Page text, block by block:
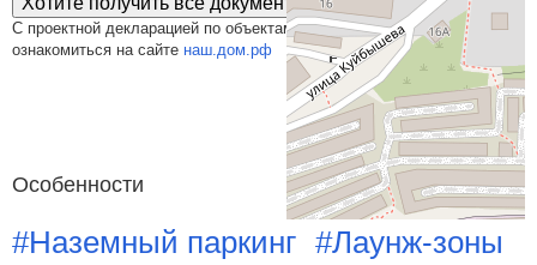
С проектной декларацией по объектам Приморстрой можно
ознакомиться на сайте наш.дом.рф
Особенности
#Наземный паркинг #Лаунж-зоны